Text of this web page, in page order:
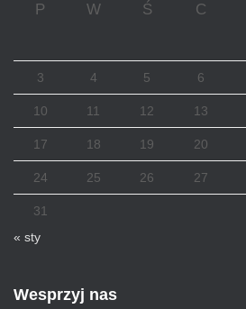
P W Ś C
3 4 5 6
10 11 12 13
17 18 19 20
24 25 26 27
31
« sty
Wesprzyj nas